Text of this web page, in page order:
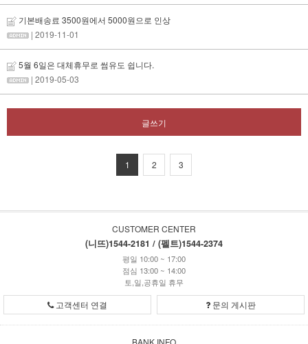
기본배송료 3500원에서 5000원으로 인상
| 2019-11-01
5월 6일은 대체휴무로 썸유도 쉽니다.
| 2019-05-03
글쓰기
1 2 3
CUSTOMER CENTER
(니뜨)1544-2181 / (펠트)1544-2374
평일 10:00 ~ 17:00
점심 13:00 ~ 14:00
토,일,공휴일 휴무
고객센터 연결 문의 게시판
BANK INFO